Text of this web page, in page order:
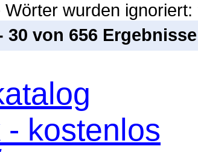
Wörter wurden ignoriert:
30 von 656
kostenlos